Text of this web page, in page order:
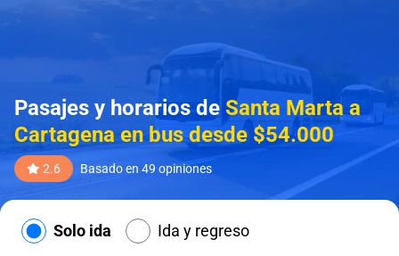
Pasajes y horarios de Santa Marta a
Cartagena en bus desde $54.000
2.6 Basado en 49 opiniones
Solo ida Ida y regreso